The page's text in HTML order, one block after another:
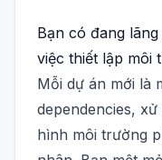
Bạn có đang
việc thiết lập môi
Mỗi dự án mới là
dependencies,
hình môi trường